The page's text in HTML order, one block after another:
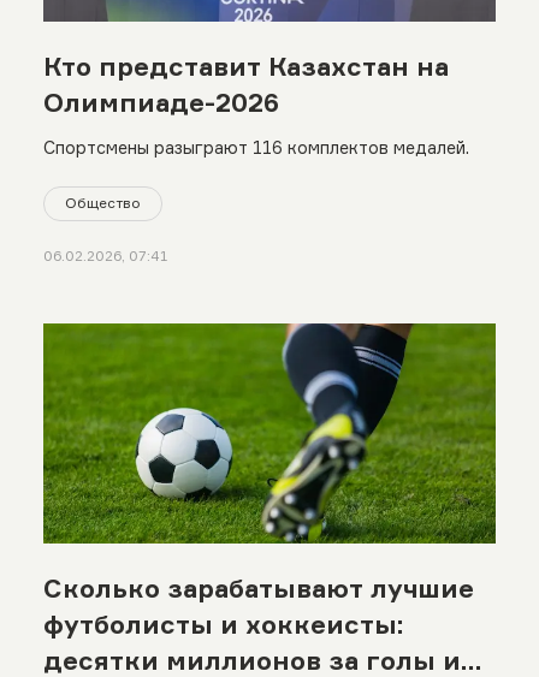
Кто представит Казахстан на
Олимпиаде-2026
Спортсмены разыграют 116 комплектов медалей.
Общество
06.02.2026, 07:41
Сколько зарабатывают лучшие
футболисты и хоккеисты:
десятки миллионов за голы и